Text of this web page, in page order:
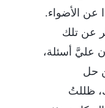
الأضواء.
عن تلك
عليَّ أسئلة،
حل
ظللتُ